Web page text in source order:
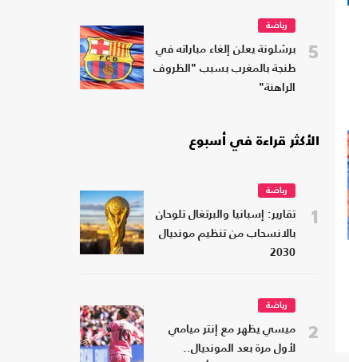
5
رياضة
برشلونة يعلن إلغاء مباراته في
طنجة بالمغرب بسبب "الظروف
الراهنة"
الأكثر قراءة في أسبوع
1
رياضة
تقارير: إسبانيا والبرتغال تلوحان
بالانسحاب من تنظيم مونديال
2030
2
رياضة
ميسي يظهر مع إنتر ميامي
لأول مرة بعد المونديال..